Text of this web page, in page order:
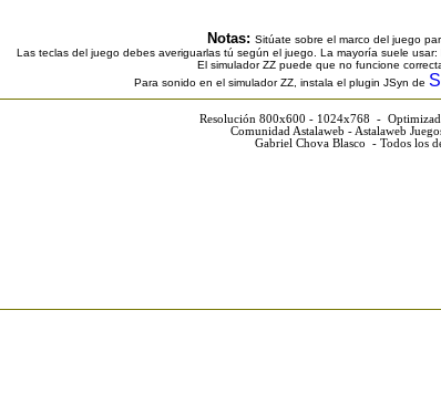
Notas: Sitúate sobre el marco del juego
Las teclas del juego debes averiguarlas tú según el juego. La mayoría suele
El simulador ZZ puede que no funcione
Para sonido en el simulador ZZ, instala el plugin JSyn de
Resolución 800x600 - 1024x768 -
Comunidad Astalaweb - Astalaweb
Gabriel Chova Blasco - Todos los